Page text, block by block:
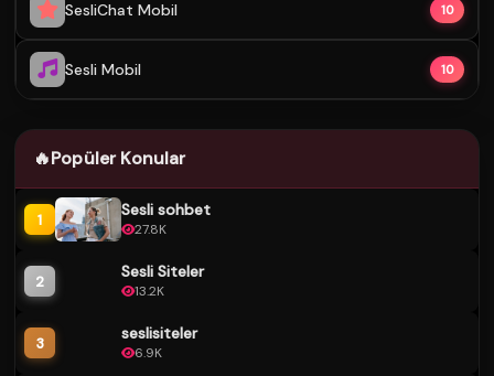
SesliChat Mobil 10
Sesli Mobil 10
🔥Popüler Konular
1 Sesli sohbet
27.8K
2 Sesli Siteler
13.2K
3 seslisiteler
6.9K